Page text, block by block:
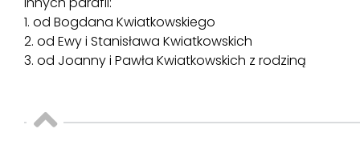
1. od Bogdana Kwiatkowskiego
2. od Ewy i Stanisława Kwiatkowskich
3. od Joanny i Pawła Kwiatkowskich z rodziną